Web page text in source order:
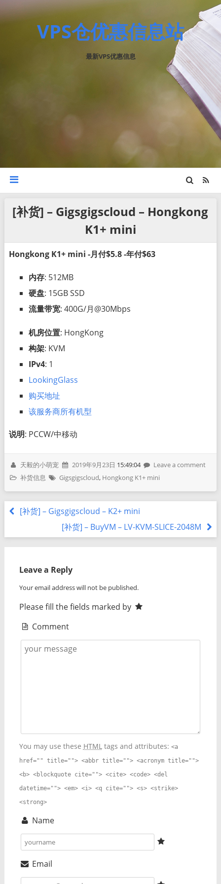
VPS仓优惠信息站
最新VPS优惠信息
[补货] – Gigsgigscloud – Hongkong
K1+ mini
Hongkong K1+ mini -月付$5.8 -年付$63
内存: 512MB
硬盘: 15GB SSD
流量带宽: 400G/月@30Mbps
机房位置: HongKong
构架: KVM
IPv4: 1
LookingGlass
购买地址
该服务商所有机型
说明: PCCW/中移动
天毅的小萌宠 2019年9月23日 15:49:04
Leave a comment
补货信息
Gigsgigscloud, Hongkong K1+ mini
[补货] – Gigsgigscloud – K2+ mini
[补货] – BuyVM – LV-KVM-SLICE-2048M
Leave a Reply
Your email address will not be published.
Please fill the fields marked by
Comment
You may use these HTMLtags and attributes: <a
href="" title=""> <abbr title=""> <acronym title="">
<b> <blockquote cite=""> <cite> <code> <del
datetime=""> <em> <i> <q cite=""> <s> <strike>
<strong>
Name
Email